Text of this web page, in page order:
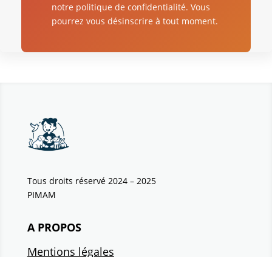
notre politique de confidentialité. Vous
pourrez vous désinscrire à tout moment.
Tous droits réservé 2024 – 2025
PIMAM
A PROPOS
Mentions légales